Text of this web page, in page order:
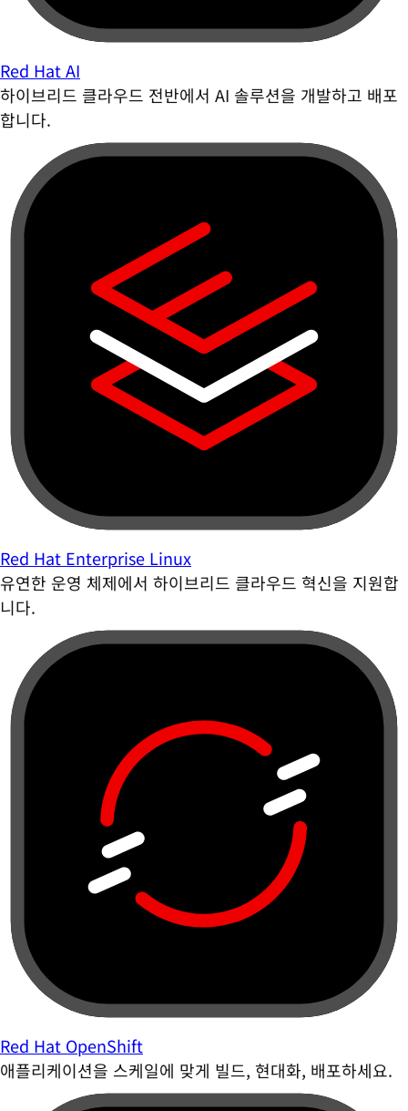
Red Hat AI
하이브리드 클라우드 전반에서 AI 솔루션을 개발하고 배포
합니다.
Red Hat Enterprise Linux
유연한 운영 체제에서 하이브리드 클라우드 혁신을 지원합
니다.
Red Hat OpenShift
애플리케이션을 스케일에 맞게 빌드, 현대화, 배포하세요.